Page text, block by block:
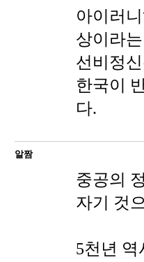
아이러
상이라
선비정
한국이
다.
알짬
중공의
자기 것
5천년